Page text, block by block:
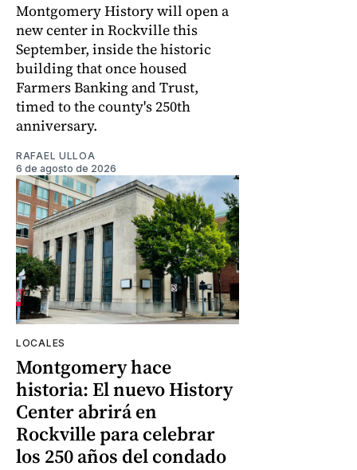
Montgomery History will open a
new center in Rockville this
September, inside the historic
building that once housed
Farmers Banking and Trust,
timed to the county's 250th
anniversary.
RAFAEL ULLOA
6 de agosto de 2026
LOCALES
Montgomery hace
historia: El nuevo History
Center abrirá en
Rockville para celebrar
los 250 años del condado